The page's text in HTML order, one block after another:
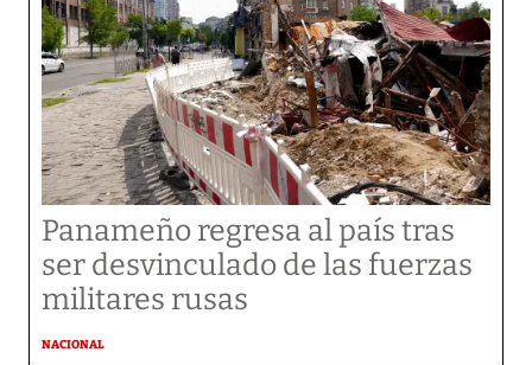
Panameño regresa al país tras
ser desvinculado de las fuerzas
militares rusas
NACIONAL